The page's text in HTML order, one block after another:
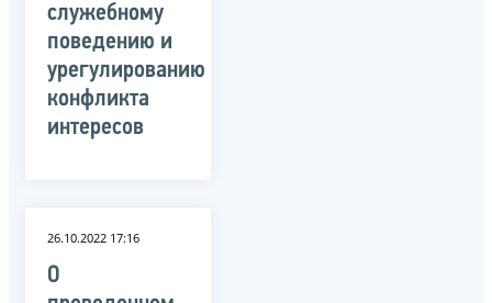
служебному
поведению и
урегулированию
конфликта
интересов
26.10.2022 17:16
О